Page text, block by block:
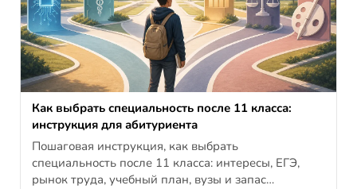
Как выбрать специальность после 11 класса:
инструкция для абитуриента
Пошаговая инструкция, как выбрать
специальность после 11 класса: интересы, ЕГЭ,
рынок труда, учебный план, вузы и запас…